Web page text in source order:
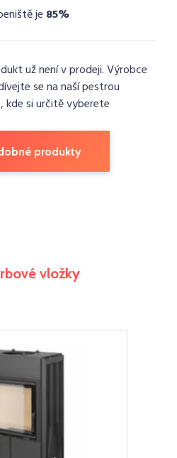
je 85%
už není v prodeji. Výrobce
se na naší pestrou
kde si určitě vyberete
produkty
vložky